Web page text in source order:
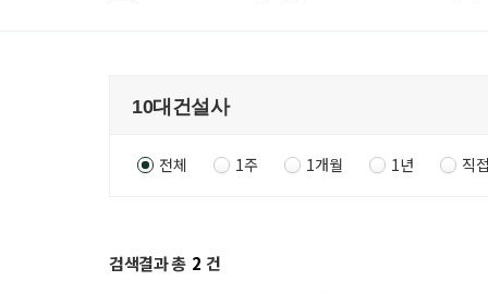
전체 1주 1개월 1년 직
검색결과 총 2 건